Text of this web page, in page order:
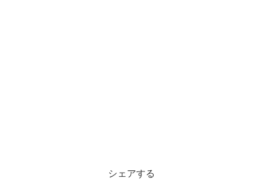
シェアする